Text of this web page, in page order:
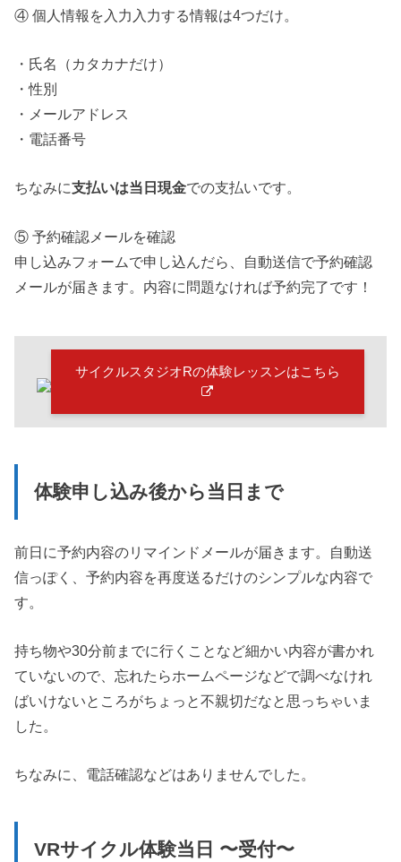
④ 個人情報を入力入力する情報は4つだけ。
・氏名（カタカナだけ）
・性別
・メールアドレス
・電話番号
ちなみに支払いは当日現金での支払いです。
⑤ 予約確認メールを確認
申し込みフォームで申し込んだら、自動送信で予約確認
メールが届きます。内容に問題なければ予約完了です！
サイクルスタジオRの体験レッスンはこちら
体験申し込み後から当日まで
前日に予約内容のリマインドメールが届きます。自動送
信っぽく、予約内容を再度送るだけのシンプルな内容で
す。
持ち物や30分前までに行くことなど細かい内容が書かれ
ていないので、忘れたらホームページなどで調べなけれ
ばいけないところがちょっと不親切だなと思っちゃいま
した。
ちなみに、電話確認などはありませんでした。
VRサイクル体験当日 〜受付〜